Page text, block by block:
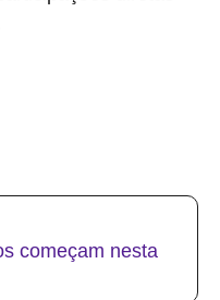
começam nesta